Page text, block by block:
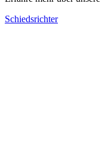
Schiedsrichter